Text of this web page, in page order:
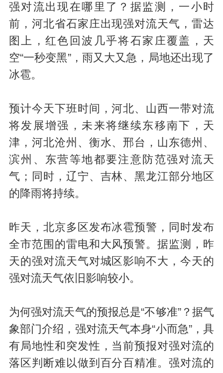
强对流出现在哪里了？据监测，一小时
前，河北省石家庄出现强对流天气，雷达
图上，红色回波几乎将石家庄覆盖，天
空“一秒变黑”，雨又大又急，局地还出现了
冰雹。
预计今天下班时间，河北、山西一带对流
将发展增强，未来将继续东移南下，天
津，河北沧州、衡水、邢台，山东德州、
滨州、东营等地都要注意防范强对流天
气；同时，辽宁、吉林、黑龙江部分地区
的降雨将持续。
昨天，北京多区发布冰雹预警，同时发布
全市范围的雷电和大风预警。据监测，昨
天的强对流天气对城区影响不大，今天的
强对流天气依旧影响较小。
为何强对流天气的预报总是“不够准”？据气
象部门介绍，强对流天气本身“小而急”，具
有局地性和突发性，当前预报对强对流的
落区判断难以做到百分百精准。强对流的